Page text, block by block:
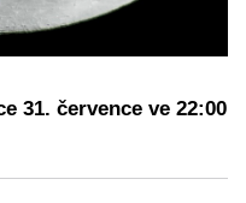
31. července ve 22:00